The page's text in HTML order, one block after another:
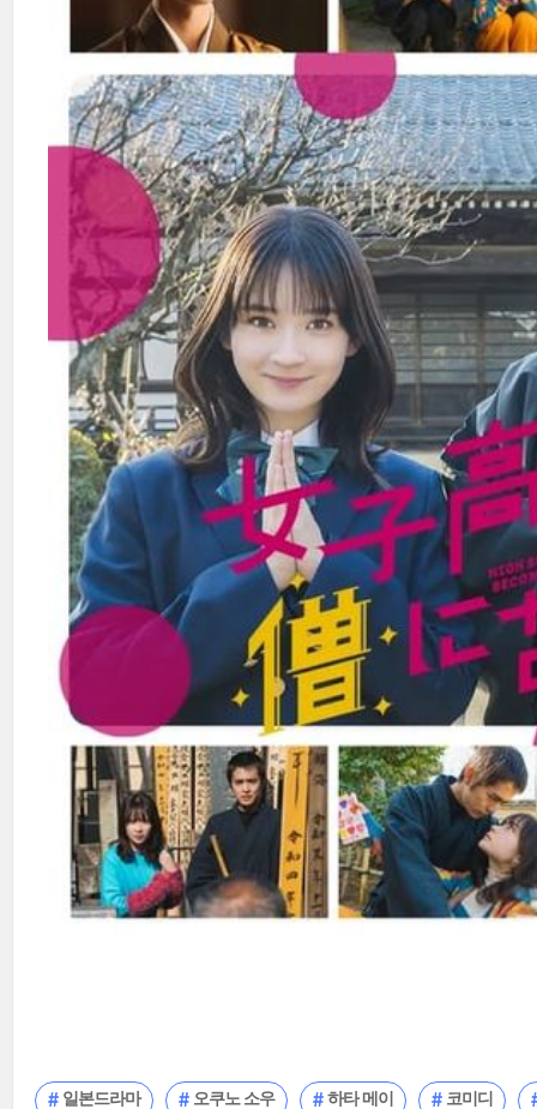
일본드라마 오쿠노 소우 하타 메이 코미디